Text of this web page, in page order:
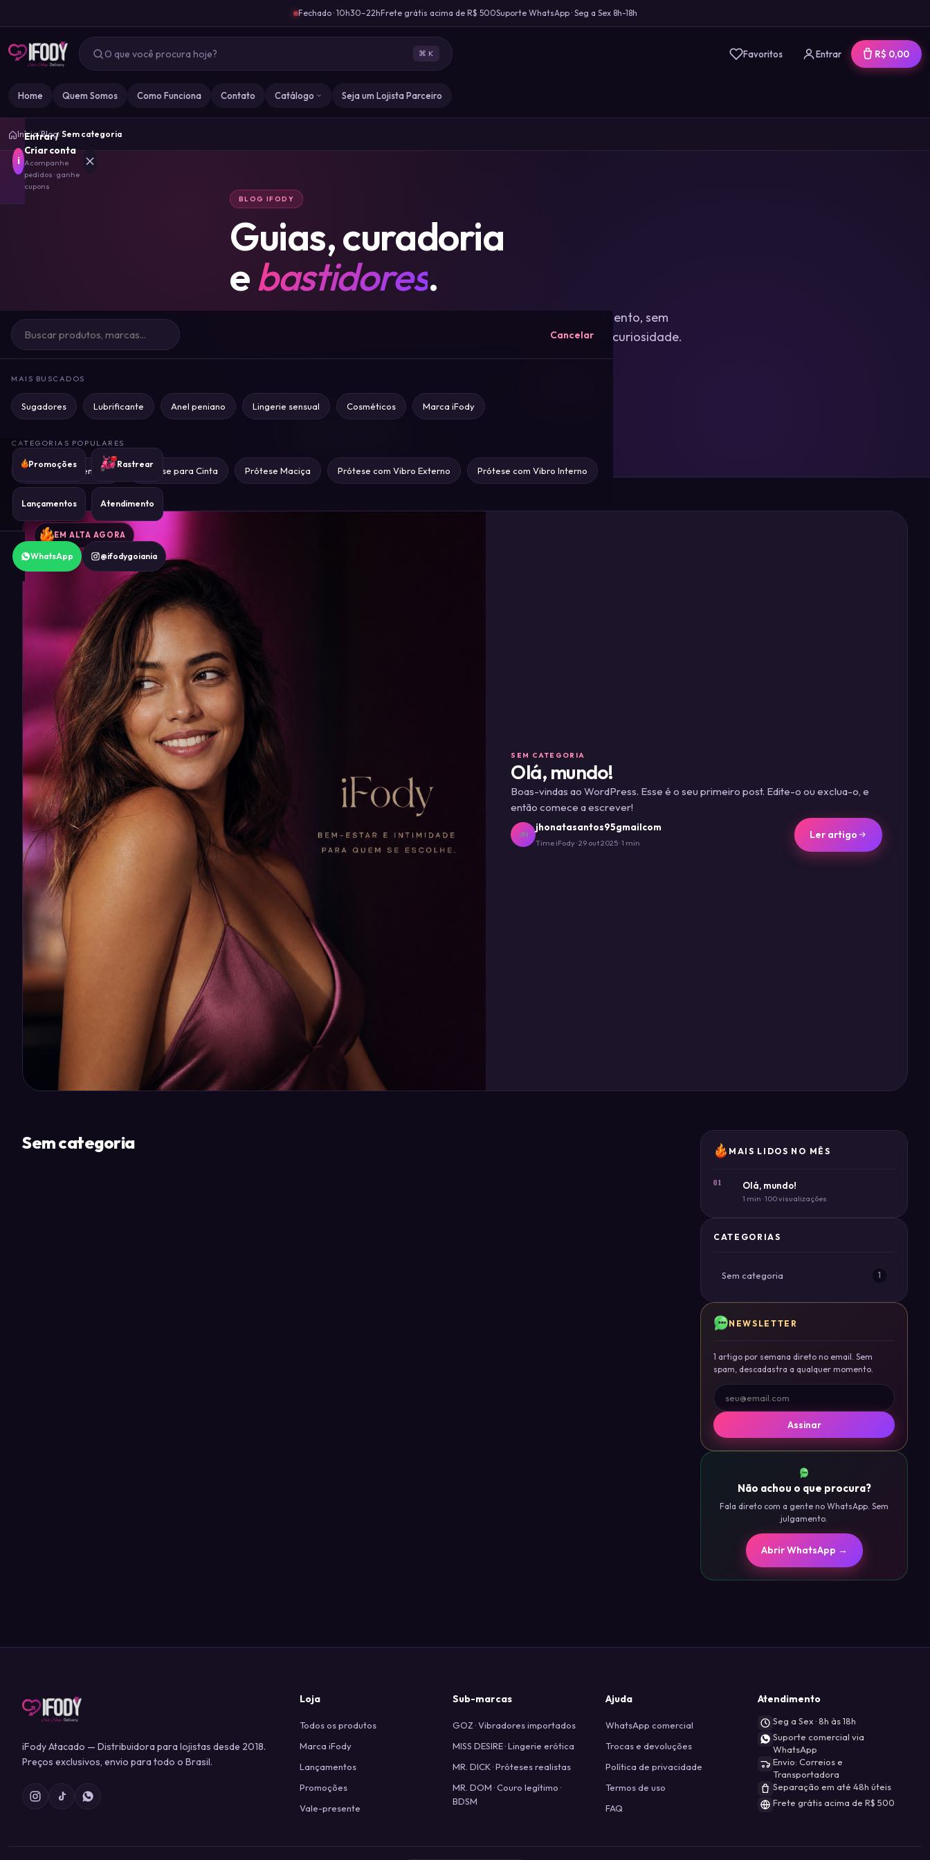
Fechado · 10h30–22hFrete grátis acima de R$ 500Suporte WhatsApp · Seg a Sex 8h-18h
⌘ K Favoritos Entrar R$ 0,00
Home Quem Somos Como Funciona Contato Catálogo Seja um Lojista Parceiro
i
Entrar /
Criar conta
Acompanhe
pedidos · ganhe
cupons
DESIRE
0
MR.
0
DOM
0
Promoções Rastrear
Lançamentos Atendimento
WhatsApp @ifodygoiania
Cancelar
MAIS BUSCADOS
Sugadores Lubrificante Anel peniano Lingerie sensual Cosméticos Marca iFody
CATEGORIAS POPULARES
Prótese com Ventosa Prótese para Cinta Prótese Maciça Prótese com Vibro Externo Prótese com Vibro Interno
Início/Blog/Sem categoria
BLOG IFODY
Guias, curadoria
ebastidores.
O que a gente aprende em 8 anos atendendo Goiânia — sem julgamento, sem
termos técnicos. Pra ler de manhã com café ou de madrugada com curiosidade.
EM ALTA AGORA
SEM CATEGORIA
Olá, mundo!
Boas-vindas ao WordPress. Esse é o seu primeiro post. Edite-o ou exclua-o, e
então comece a escrever!
JH
jhonatasantos95gmailcom
Time iFody · 29 out 2025 · 1 min
Ler artigo
Sem categoria MAIS LIDOS NO MÊS
01 Olá, mundo!
1 min · 100 visualizações
CATEGORIAS
Sem categoria 1
NEWSLETTER
1 artigo por semana direto no email. Sem
spam, descadastra a qualquer momento.
Assinar
Não achou o que procura?
Fala direto com a gente no WhatsApp. Sem
julgamento.
Abrir WhatsApp →
iFody Atacado — Distribuidora para lojistas desde 2018.
Preços exclusivos, envio para todo o Brasil.
Loja
Todos os produtos
Marca iFody
Lançamentos
Promoções
Vale-presente
Sub-marcas
GOZ · Vibradores importados
MISS DESIRE · Lingerie erótica
MR. DICK · Próteses realistas
MR. DOM · Couro legítimo ·
BDSM
Ajuda
WhatsApp comercial
Trocas e devoluções
Política de privacidade
Termos de uso
FAQ
Atendimento
Seg a Sex · 8h às 18h
Suporte comercial via
WhatsApp
Envio: Correios e
Transportadora
Separação em até 48h úteis
Frete grátis acima de R$ 500